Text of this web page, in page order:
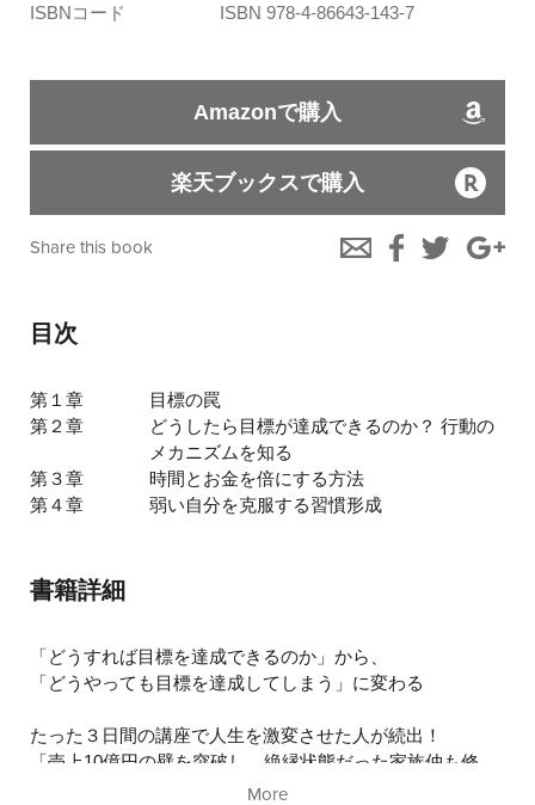
ISBNコード
ISBN 978-4-86643-143-7
Amazonで購入
楽天ブックスで購入
Share this book
目次
第１章
目標の罠
第２章
どうしたら目標が達成できるのか？ 行動の
メカニズムを知る
第３章
時間とお金を倍にする方法
第４章
弱い自分を克服する習慣形成
書籍詳細
「どうすれば目標を達成できるのか」から、
「どうやっても目標を達成してしまう」に変わる
たった３日間の講座で人生を激変させた人が続出！
「売上10億円の壁を突破し、絶縁状態だった家族仲も修
More